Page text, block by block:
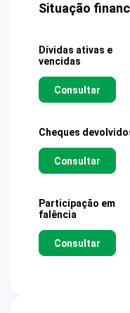
Situação
Dívidas ativas e
vencidas
Consultar
Cheques
Consultar
Participação em
falência
Consultar